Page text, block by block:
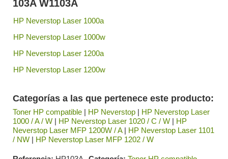
103A W1103A
HP Neverstop Laser 1000a
HP Neverstop Laser 1000w
HP Neverstop Laser 1200a
HP Neverstop Laser 1200w
Categorías a las que pertenece este producto:
Toner HP compatible | HP Neverstop | HP Neverstop Laser
1000 / A / W | HP Neverstop Laser 1020 / C / W | HP
Neverstop Laser MFP 1200W / A| HP Neverstop Laser 1101
/ NW | HP Neverstop Laser MFP 1202 / W